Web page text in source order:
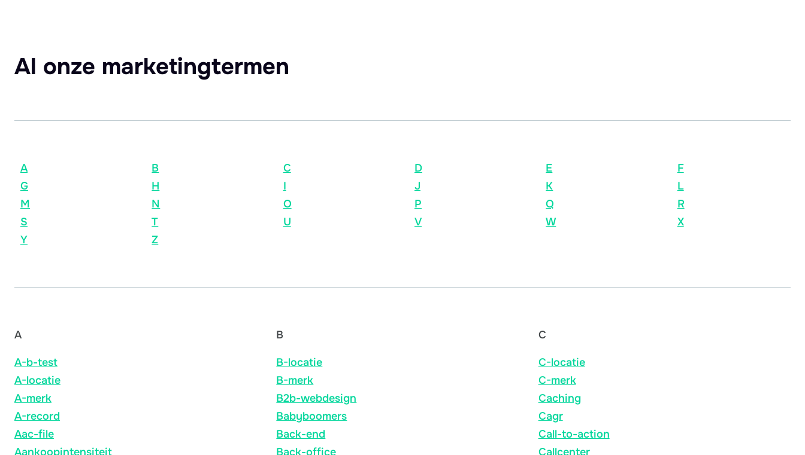
Al onze marketingtermen
A B C D E
F
G
H I J K
L
M
N O P Q
R
S
T U V W
X
Y
Z
A
A-b-test
A-locatie
A-merk
A-record
Aac-file
Aankoopintensiteit
B
B-locatie
B-merk
B2b-webdesign
Babyboomers
Back-end
Back-office
C
C-locatie
C-merk
Caching
Cagr
Call-to-action
Callcenter